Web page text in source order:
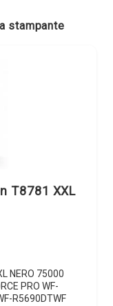
stampante
T8781 XXL
NERO 75000
PRO WF-
R5690DTWF